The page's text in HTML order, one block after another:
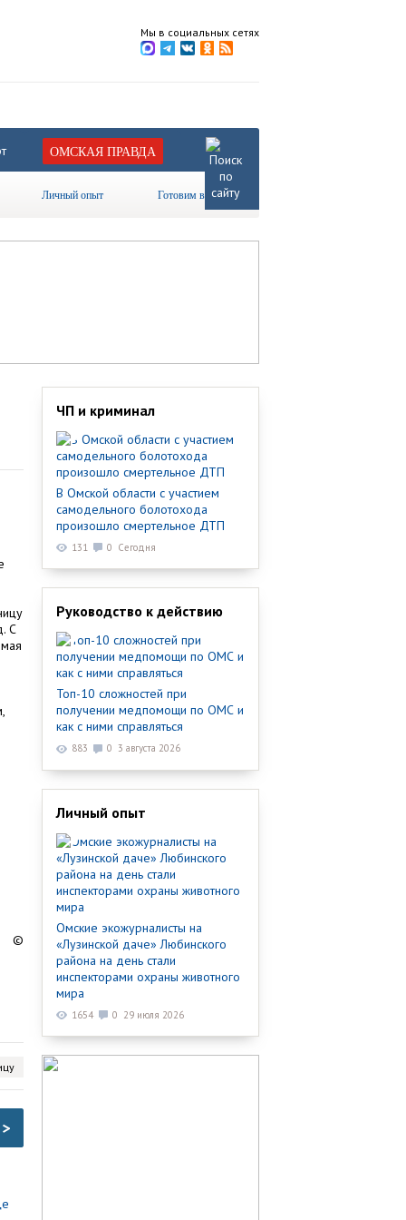
Мы в социальных сетях
ОМСКАЯ ПРАВДА
Личный опыт Готовим вместе
С
©
>
ЧП и криминал
В Омской области с участием
самодельного болотохода
произошло смертельное ДТП
131 0 Сегодня
Руководство к действию
Топ-10 сложностей при
получении медпомощи по ОМС и
как с ними справляться
883 0 3 августа 2026
Личный опыт
Омские экожурналисты на
«Лузинской даче» Любинского
района на день стали
инспекторами охраны животного
мира
1654 0 29 июля 2026